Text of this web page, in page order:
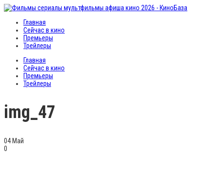
Главная
Сейчас в кино
Премьеры
Трейлеры
Главная
Сейчас в кино
Премьеры
Трейлеры
img_47
04 Май
0